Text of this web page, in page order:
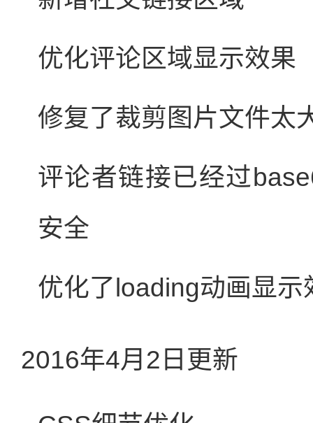
优化评论区域显示效果
修复了裁剪图片文件太
评论者链接已经过
安全
优化了loading动画显示
2016年4月2日更新